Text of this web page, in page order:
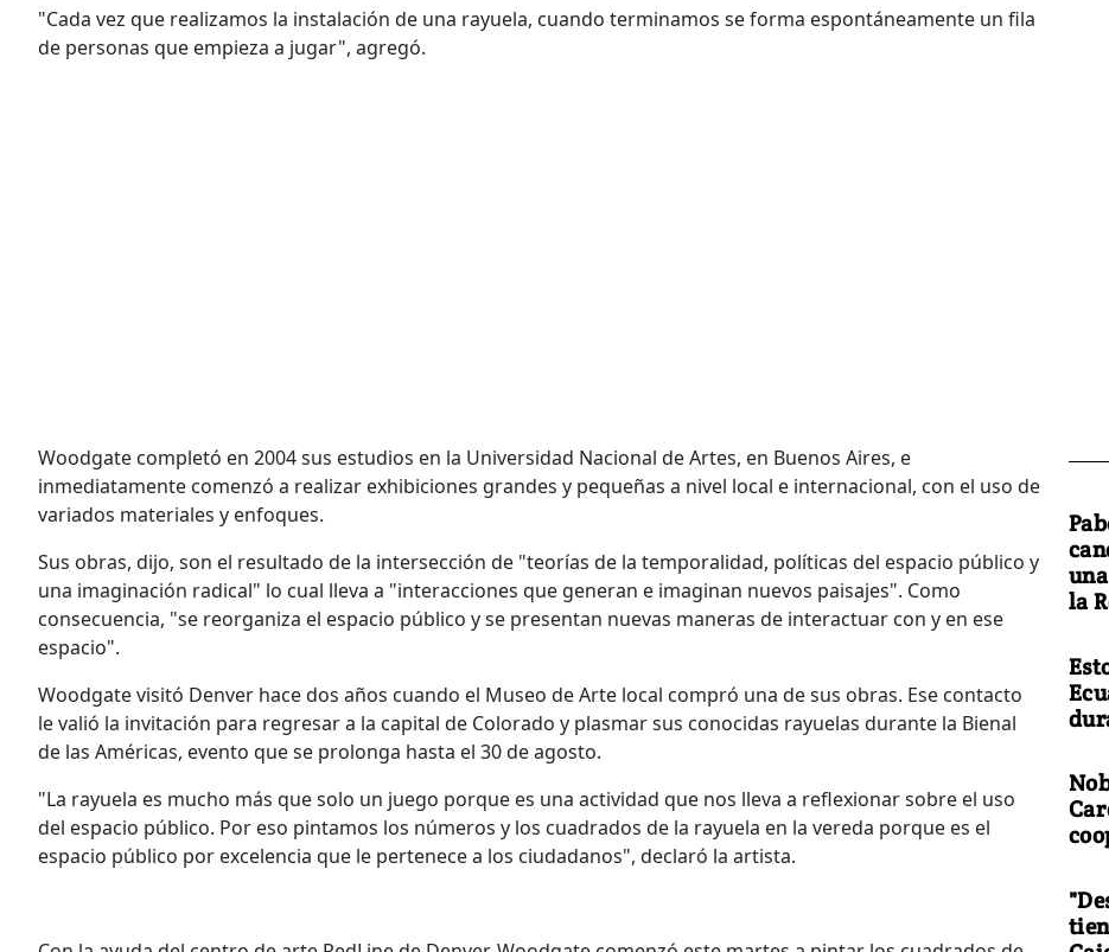
"Cada vez que realizamos la instalación de una rayuela, cuando terminamos se forma espontáneamente un fila
de personas que empieza a jugar", agregó.
Woodgate completó en 2004 sus estudios en la Universidad Nacional de Artes, en Buenos Aires, e
inmediatamente comenzó a realizar exhibiciones grandes y pequeñas a nivel local e internacional, con el uso de
variados materiales y enfoques.
Sus obras, dijo, son el resultado de la intersección de "teorías de la temporalidad, políticas del espacio público y
una imaginación radical" lo cual lleva a "interacciones que generan e imaginan nuevos paisajes". Como
consecuencia, "se reorganiza el espacio público y se presentan nuevas maneras de interactuar con y en ese
espacio".
Woodgate visitó Denver hace dos años cuando el Museo de Arte local compró una de sus obras. Ese contacto
le valió la invitación para regresar a la capital de Colorado y plasmar sus conocidas rayuelas durante la Bienal
de las Américas, evento que se prolonga hasta el 30 de agosto.
"La rayuela es mucho más que solo un juego porque es una actividad que nos lleva a reflexionar sobre el uso
del espacio público. Por eso pintamos los números y los cuadrados de la rayuela en la vereda porque es el
espacio público por excelencia que le pertenece a los ciudadanos", declaró la artista.
la